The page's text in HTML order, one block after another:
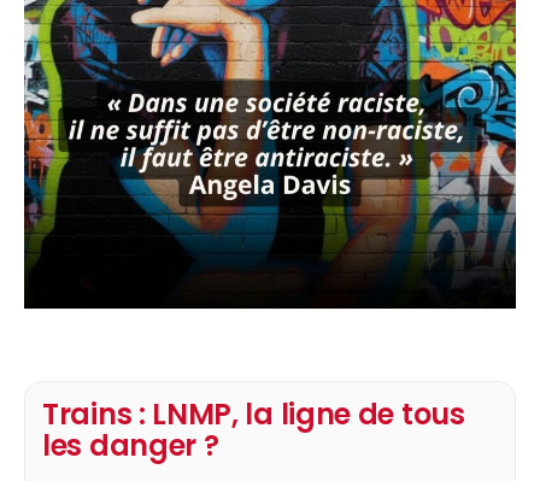
Trains : LNMP, la ligne de tous
les danger ?